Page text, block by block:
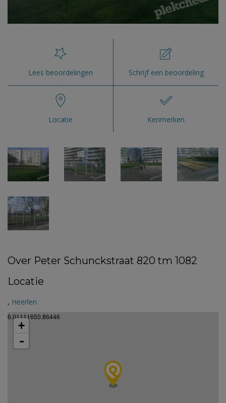
Lees beoordelingen Schrijf een beoordeling
Locatie Kenmerken
Over Peter Schunckstraat 820 tm 1082
Locatie
, Heerlen
6.01111650.86446
+
-